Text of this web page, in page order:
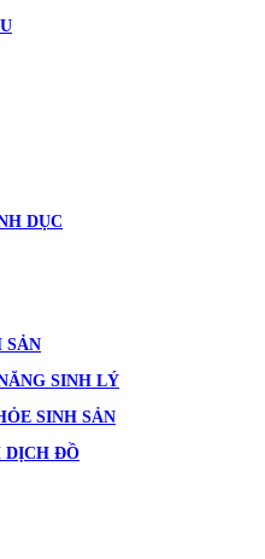
DỤC
SẢN
SINH LÝ
SINH SẢN
DỊCH ĐỒ